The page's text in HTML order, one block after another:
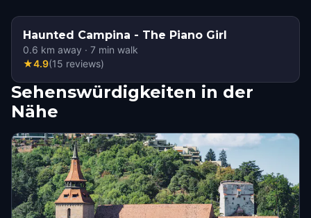
Haunted Campina - The Piano Girl
0.6 km away · 7 min walk
★4.9(15 reviews)
Sehenswürdigkeiten in der
Nähe